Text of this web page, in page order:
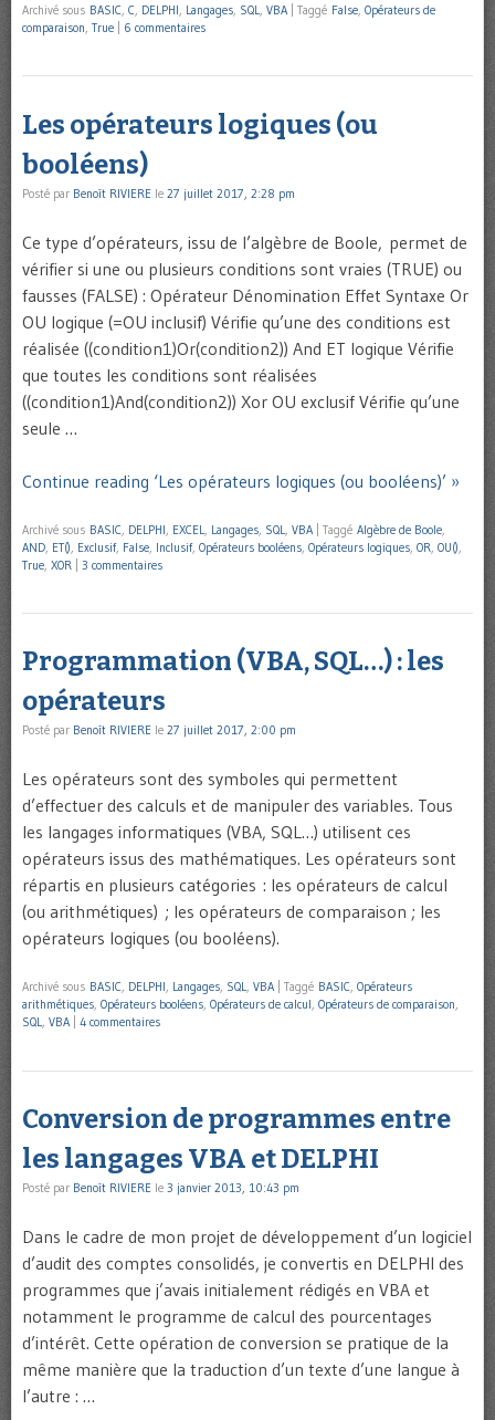
Archivé sous BASIC, C, DELPHI, Langages, SQL, VBA Taggé False, Opérateurs de
comparaison, True 6 commentaires
Les opérateurs logiques (ou
booléens)
Posté par Benoît RIVIERE le 27 juillet 2017, 2:28 pm
Ce type d’opérateurs, issu de l’algèbre de Boole, permet de
vérifier si une ou plusieurs conditions sont vraies (TRUE) ou
fausses (FALSE) : Opérateur Dénomination Effet Syntaxe Or
OU logique (=OU inclusif) Vérifie qu’une des conditions est
réalisée ((condition1)Or(condition2)) And ET logique Vérifie
que toutes les conditions sont réalisées
((condition1)And(condition2)) Xor OU exclusif Vérifie qu’une
seule …
Continue reading ‘Les opérateurs logiques (ou booléens)’ »
Archivé sous BASIC DELPHI EXCEL Langages SQL VBA Taggé Algèbre de Boole
AND ET() Exclusif, False Inclusif, Opérateurs booléens Opérateurs logiques OR OU()
True XOR 3 commentaires
Programmation (VBA, SQL…) : les
opérateurs
Posté par Benoît RIVIERE le 27 juillet 2017, 2:00 pm
Les opérateurs sont des symboles qui permettent
d’effectuer des calculs et de manipuler des variables. Tous
les langages informatiques (VBA, SQL…) utilisent ces
opérateurs issus des mathématiques. Les opérateurs sont
répartis en plusieurs catégories : les opérateurs de calcul
(ou arithmétiques) ; les opérateurs de comparaison ; les
opérateurs logiques (ou booléens).
Archivé sous BASIC, DELPHI, Langages, SQL, VBA Taggé BASIC, Opérateurs
arithmétiques, Opérateurs booléens, Opérateurs de calcul, Opérateurs de comparaison,
SQL, VBA 4 commentaires
Conversion de programmes entre
les langages VBA et DELPHI
Posté par Benoît RIVIERE le 3 janvier 2013, 10:43 pm
Dans le cadre de mon projet de développement d’un logiciel
d’audit des comptes consolidés, je convertis en DELPHI des
programmes que j’avais initialement rédigés en VBA et
notamment le programme de calcul des pourcentages
d’intérêt. Cette opération de conversion se pratique de la
même manière que la traduction d’un texte d’une langue à
l’autre : …